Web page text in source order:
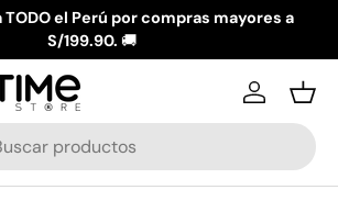
TODO el Perú por compras mayores a
S/199.90. 🚚
Iniciar